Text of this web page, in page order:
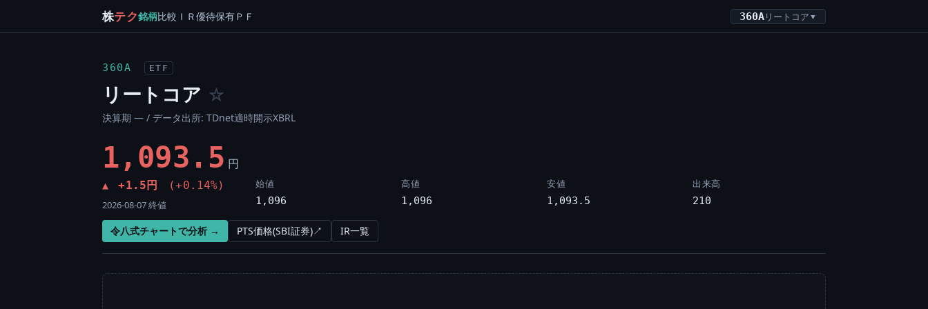
株テク銘柄比較 ＩＲ優待保有ＰＦ 360Aリートコア ▼
360A ETF
リートコア ☆
決算期 — / データ出所: TDnet適時開示XBRL
1,093.5 円
▲ +1.5円 (+0.14%)
2026-08-07 終値
始値
1,096
高値
1,096
安値
1,093.5
出来高
210
令八式チャートで分析 → PTS価格(SBI証券)↗ IR一覧